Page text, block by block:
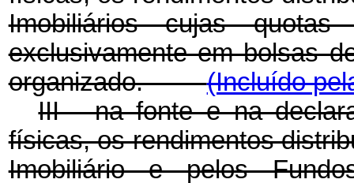
Imobiliários cujas
exclusivamente em bolsas
organizado.(Incluído
III - na fonte e na
físicas, os rendimentos
Imobiliário e pelos